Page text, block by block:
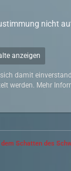
nicht
anzeigen
damit
werden. Mehr
Schatten des